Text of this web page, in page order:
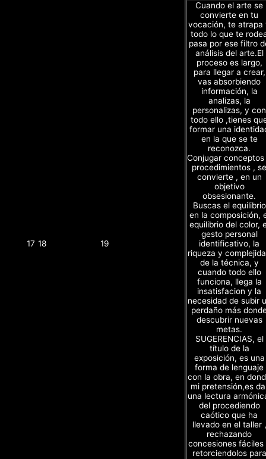
17 18 19
Cuando el arte se
convierte en tu
vocación, te atrapa
todo lo que te
pasa por ese filtro
análisis del arte.El
proceso es largo,
para llegar a crear,
vas absorbiendo
información, la
analizas, la
personalizas, y con
todo ello ,tienes
formar una
en la que se te
reconozca.
Conjugar
procedimientos , se
convierte , en un
objetivo
obsesionante.
Buscas el equilibrio
en la composición,
equilibrio del color,
gesto personal
identificativo, la
riqueza y
de la técnica, y
cuando todo ello
funciona, llega la
insatisfacion y la
necesidad de subir
perdaño más
descubrir nuevas
metas.
SUGERENCIAS, el
título de la
exposición, es una
forma de lenguaje
con la obra, en
mi pretensión,es
una lectura
del procediendo
caótico que ha
llevado en el taller ,
rechazando
concesiones fáciles
retorciendolos para